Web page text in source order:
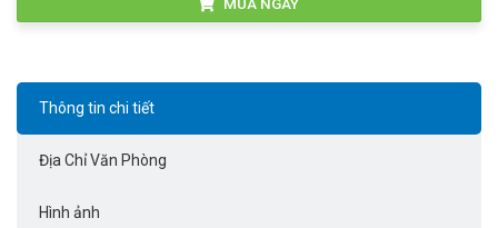
Thông tin chi tiết
Địa Chỉ Văn Phòng
Hình ảnh